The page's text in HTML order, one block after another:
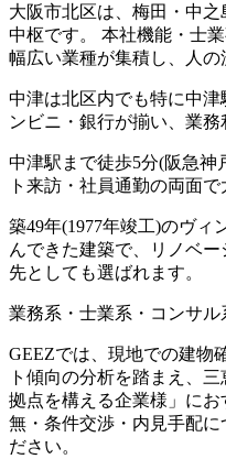
大阪市北区は、梅田・中
中枢です。 本社機能・士
幅広い業種が集積し、人の
中津は北区内でも特に中
ンビニ・銀行が揃い、業務
中津駅まで徒歩5分(阪急神
ト来訪・社員通勤の両面
築49年(1977年竣工)のヴィ
んできた建築で、リノベ
先としても選ばれます。
業務系・士業系・コンサル
GEEZでは、現地での建物
ト傾向の分析を踏まえ、
拠点を構える企業様」に
無・条件交渉・内見手配に
ださい。